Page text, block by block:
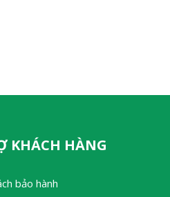
KHÁCH HÀNG
bảo hành